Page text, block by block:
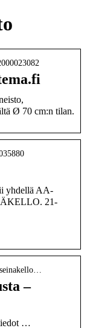
Ø 70 cm:n tilan.
yhdellä AA-
21-
–
…